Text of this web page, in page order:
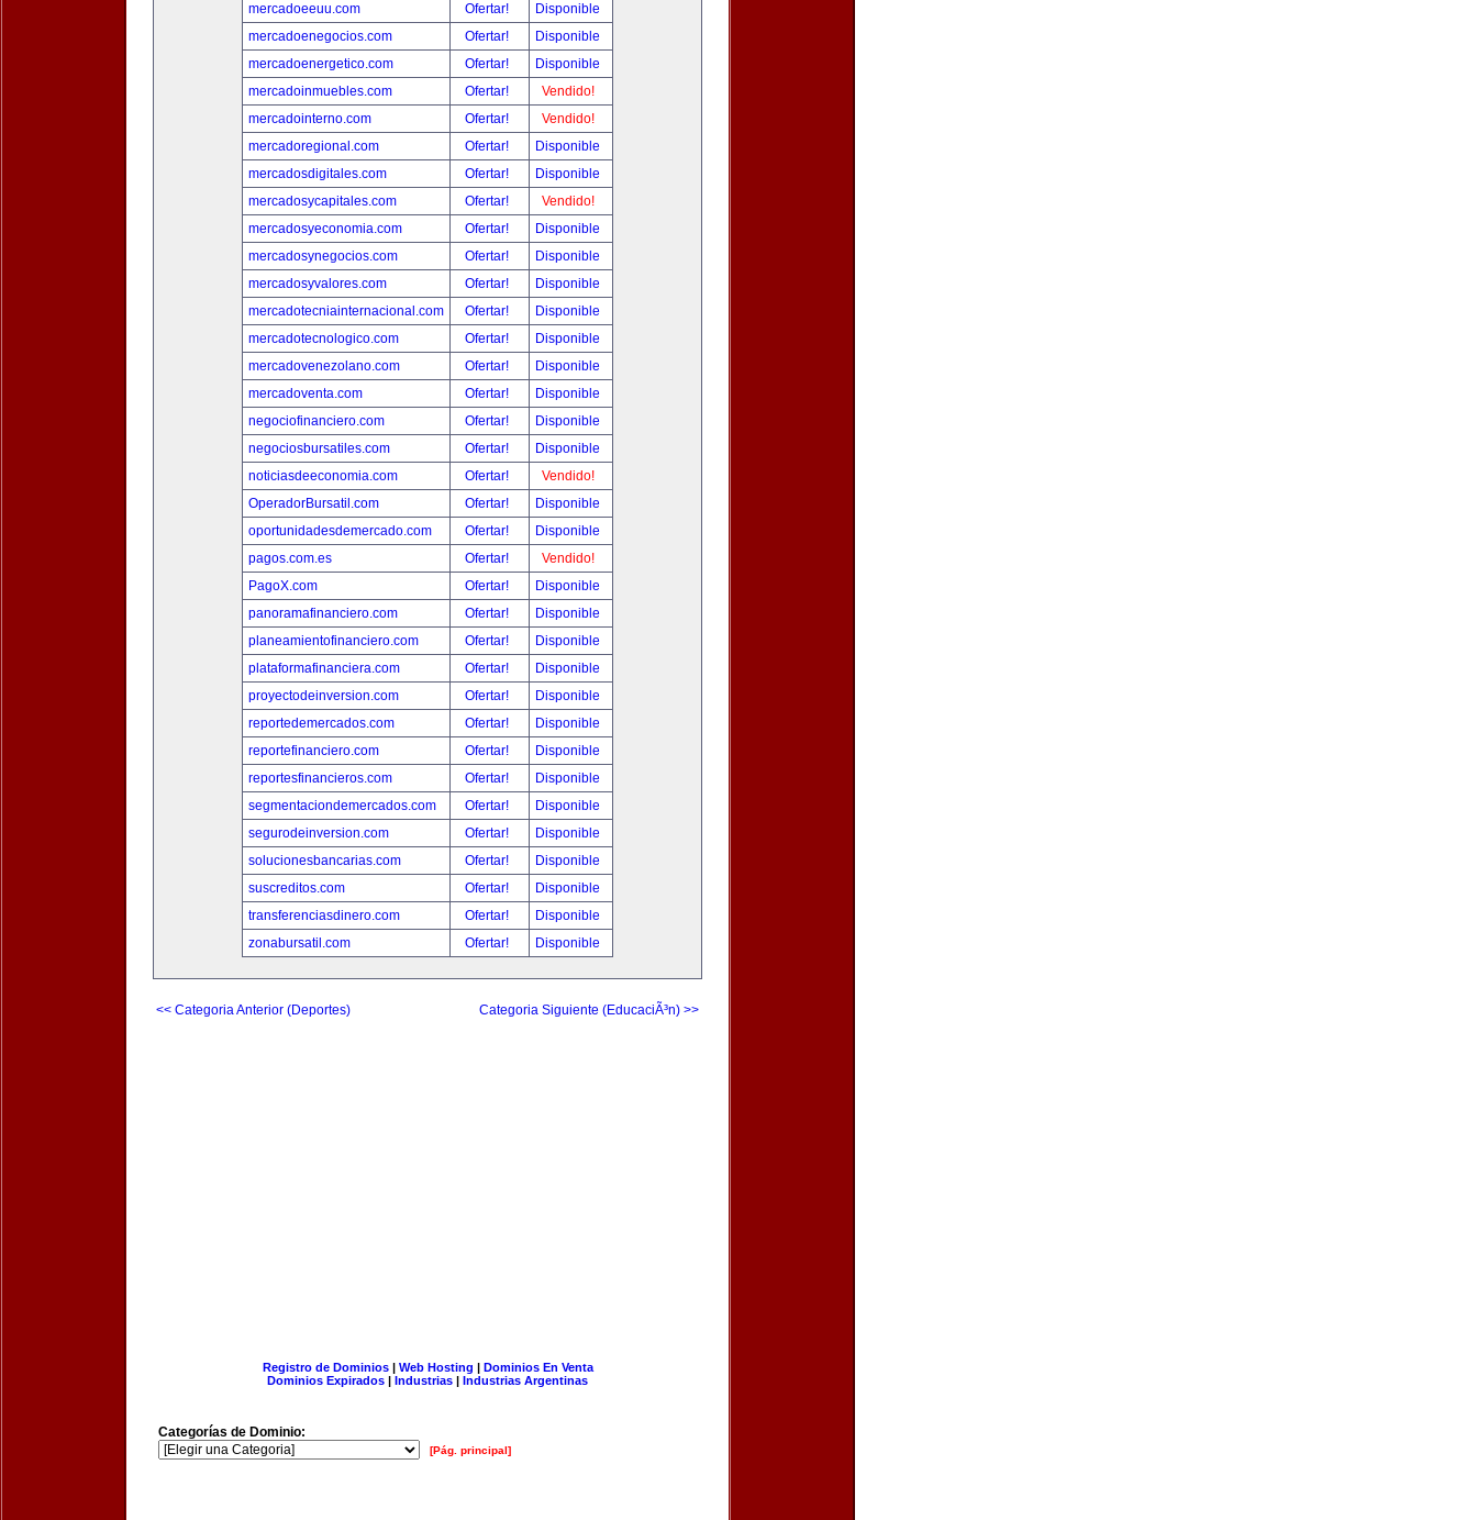
mercadoeeuu.com
Ofertar!
Disponible
mercadoenegocios.com
Ofertar!
Disponible
mercadoenergetico.com
Ofertar!
Disponible
mercadoinmuebles.com
Ofertar!
Vendido!
mercadointerno.com
Ofertar!
Vendido!
mercadoregional.com
Ofertar!
Disponible
mercadosdigitales.com
Ofertar!
Disponible
mercadosycapitales.com
Ofertar!
Vendido!
mercadosyeconomia.com
Ofertar!
Disponible
mercadosynegocios.com
Ofertar!
Disponible
mercadosyvalores.com
Ofertar!
Disponible
mercadotecniainternacional.com
Ofertar!
Disponible
mercadotecnologico.com
Ofertar!
Disponible
mercadovenezolano.com
Ofertar!
Disponible
mercadoventa.com
Ofertar!
Disponible
negociofinanciero.com
Ofertar!
Disponible
negociosbursatiles.com
Ofertar!
Disponible
noticiasdeeconomia.com
Ofertar!
Vendido!
OperadorBursatil.com
Ofertar!
Disponible
oportunidadesdemercado.com
Ofertar!
Disponible
pagos.com.es
Ofertar!
Vendido!
PagoX.com
Ofertar!
Disponible
panoramafinanciero.com
Ofertar!
Disponible
planeamientofinanciero.com
Ofertar!
Disponible
plataformafinanciera.com
Ofertar!
Disponible
proyectodeinversion.com
Ofertar!
Disponible
reportedemercados.com
Ofertar!
Disponible
reportefinanciero.com
Ofertar!
Disponible
reportesfinancieros.com
Ofertar!
Disponible
segmentaciondemercados.com
Ofertar!
Disponible
segurodeinversion.com
Ofertar!
Disponible
solucionesbancarias.com
Ofertar!
Disponible
suscreditos.com
Ofertar!
Disponible
transferenciasdinero.com
Ofertar!
Disponible
zonabursatil.com
Ofertar! Disponible
<< Categoria Anterior (Deportes) Categoria Siguiente (EducaciÃ³n) >>
Registro de Dominios| Web Hosting | Dominios En Venta
Dominios Expirados | Industrias | Industrias Argentinas
Categorías de Dominio:
[Pág. principal]